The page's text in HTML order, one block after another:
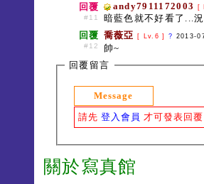
回覆
#11
andy7911172003 [
暗藍色就不好看了...
回覆
#12
喬薇亞 [ Lv.6 ] ? 2013-
帥~
回覆留言
Message
請先 登入會員 才可發表回
關於寫真館